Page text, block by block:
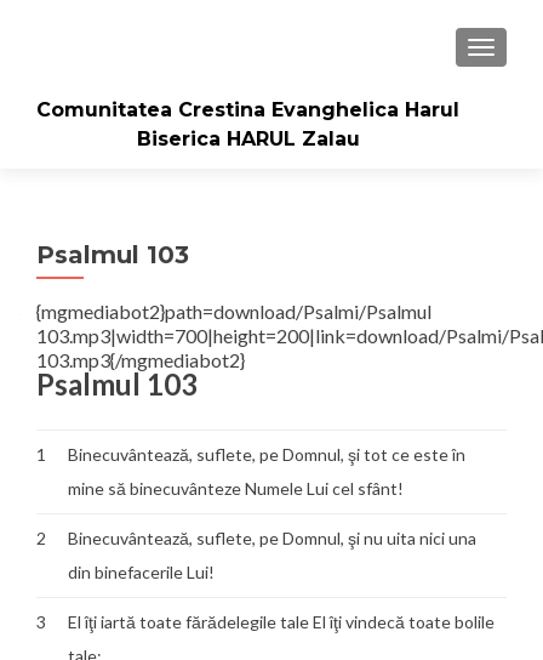
Comunitatea Crestina Evanghelica Harul
Biserica HARUL Zalau
Psalmul 103
{mgmediabot2}path=download/Psalmi/Psalmul
103.mp3|width=700|height=200|link=download/Psalmi/
103.mp3{/mgmediabot2}
Psalmul 103
1
Binecuvântează, suflete, pe Domnul, şi tot ce este în
mine să binecuvânteze Numele Lui cel sfânt!
2
Binecuvântează, suflete, pe Domnul, şi nu uita nici una
din binefacerile Lui!
3
El îţi iartă toate fărădelegile tale El îţi vindecă toate bolile
tale;